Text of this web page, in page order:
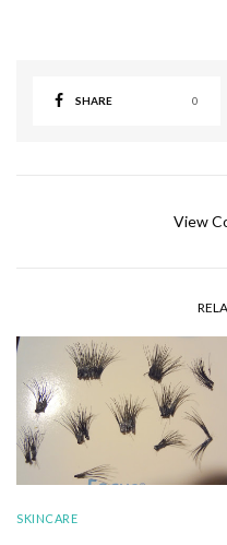
SHARE 0
View
SKINCARE